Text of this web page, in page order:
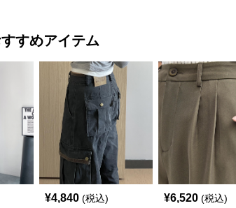
すめアイテム
¥4,840 (税込) ¥6,520 (税込)